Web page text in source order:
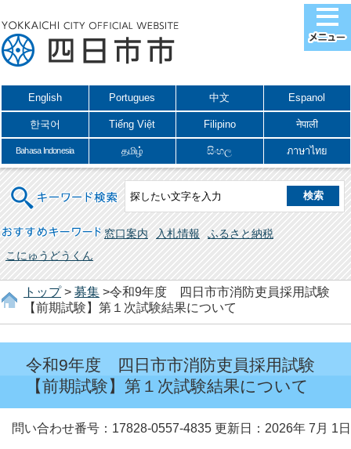
English Portugues 中文 Espanol
한국어 Tiếng Việt Filipino नेपाली
Bahasa Indonesia தமிழ் සිංහල ภาษาไทย
キーワード検索
おすすめキーワード 窓口案内 入札情報
ふるさと納税
こにゅうどうくん
トップ> 募集 >令和9年度 四日市市消防吏員採用試験
【前期試験】第１次試験結果について
令和9年度 四日市市消防吏員採用試験
【前期試験】第１次試験結果について
問い合わせ番号：17828-0557-4835 更新日：2026年 7月 1日